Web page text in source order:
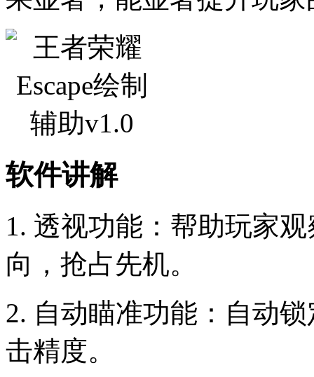
软件讲解
1. 透视功能：帮助玩家
向，抢占先机。
2. 自动瞄准功能：自动
击精度。